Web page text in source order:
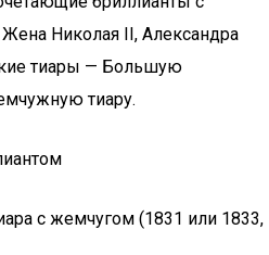
Николая II, Александра
тиары — Большую
тиару.
с жемчугом (1831 или 1833,